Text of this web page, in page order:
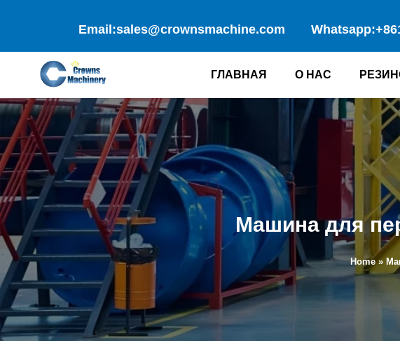
Email:sales@crownsmachine.com
ГЛАВНАЯ О НАС
Машина для
Home»